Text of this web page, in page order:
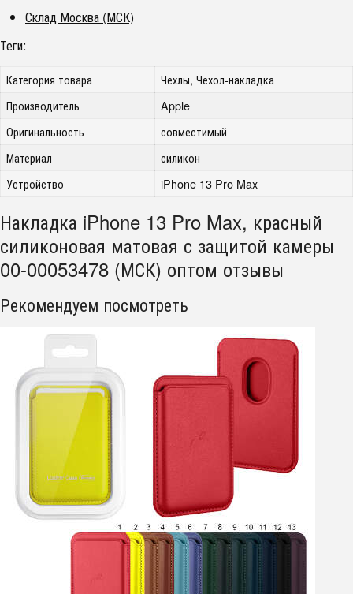
Склад Москва (МСК)
Теги:
Категория товара
Чехлы, Чехол-накладка
Производитель
Apple
Оригинальность
совместимый
Материал
силикон
Устройство
iPhone 13 Pro Max
Накладка iPhone 13 Pro Max, красный
силиконовая матовая с защитой камеры
00-00053478 (МСК) оптом отзывы
Рекомендуем посмотреть